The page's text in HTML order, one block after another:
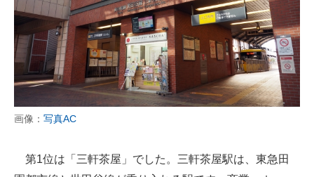
画像： 写真AC
第1位は「三軒茶屋」でした。三軒茶屋駅は、東急田